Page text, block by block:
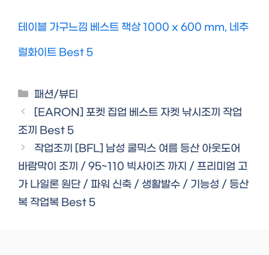
테이블 가구느낌 베스트 책상 1000 x 600 mm, 네추
럴화이트 Best 5
Categories
패션/뷰티
[EARON] 포켓 집업 베스트 자켓 낚시조끼 작업
조끼 Best 5
작업조끼 [BFL] 남성 쿨믹스 여름 등산 아웃도어
바람막이 조끼 / 95~110 빅사이즈 까지 / 프리미엄 고
가 나일론 원단 / 파워 신축 / 생활발수 / 기능성 / 등산
복 작업복 Best 5